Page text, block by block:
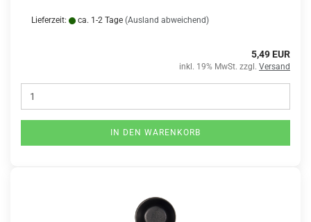
Lieferzeit: ca. 1-2 Tage (Ausland abweichend)
5,49 EUR
inkl. 19% MwSt. zzgl. Versand
IN DEN WARENKORB